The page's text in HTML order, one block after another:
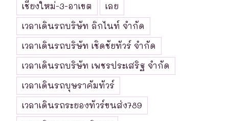
เชียงใหม่-3-อาเขต
เลย
เวลาเดินรถบริษัท ลิกไนท์ จำกัด
เวลาเดินรถบริษัท เชิดชัยทัวร์ จำกัด
เวลาเดินรถบริษัท เพชรประเสริฐ จำกัด
เวลาเดินรถบุษราคัมทัวร์
เวลาเดินรถระยองทัวร์ขนส่ง789